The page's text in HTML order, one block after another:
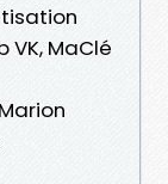
VK, MaClé